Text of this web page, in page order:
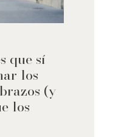
que sí
los
(y
los